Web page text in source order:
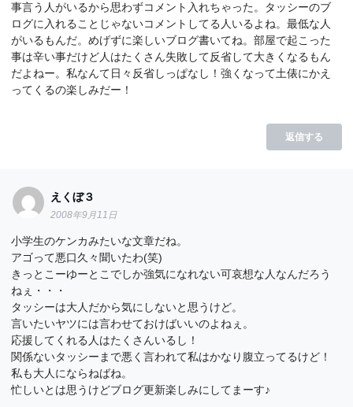
事言う人がいるから思わずコメント入れちゃった。タッシーのブ
ログに入れることじゃないコメントしてる人いるよね。最低な人
がいるもんだ。めげずに楽しいブログ書いてね。部屋で起こった
事は辛い事だけど人はたくさん失敗して反省して大きくなるもん
だよねー。私なんて日々反省しっぱなし！強くなって土俵にかえ
ってくるの楽しみだー！
返信する
えくぼ３
2008年9月11日
小学生のケンカみたいな文章だね。
アゴって悪口久々聞いたわ(笑)
きっとこーゆーとこでしか強気になれない可哀想な人なんだろう
ねぇ・・・
タッシーは大人だから気にしないと思うけど。
言いたいヤツには言わせておけばいいのよねぇ。
応援してくれる人はたくさんいるし！
関係ないタッシーまで悪く言われて私はかなり腹立ってるけど！
私も大人にならねばね。
忙しいとは思うけどブログ更新楽しみにしてまーす♪